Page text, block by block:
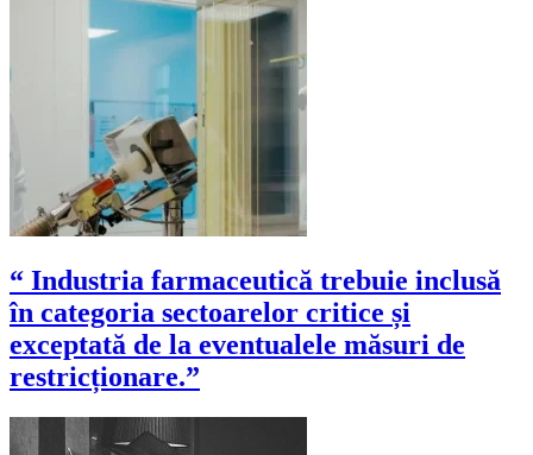
“ Industria farmaceutică trebuie inclusă
în categoria sectoarelor critice și
exceptată de la eventualele măsuri de
restricționare.”